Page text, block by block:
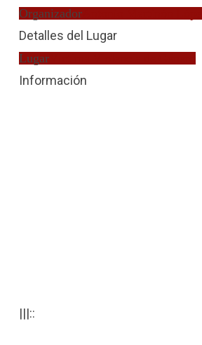
OrganizadorAntonio Martinón López
Detalles del Lugar
LugarVíctima Violencia de Género
Información
|||::